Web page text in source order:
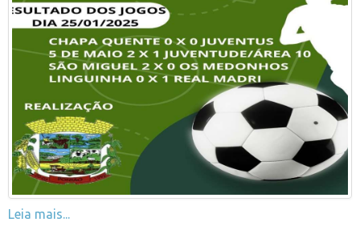
Leia mais...